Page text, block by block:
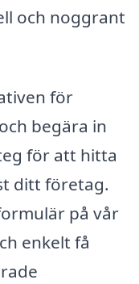
och noggrant
för
begära in
för att hitta
ditt företag.
på vår
enkelt få